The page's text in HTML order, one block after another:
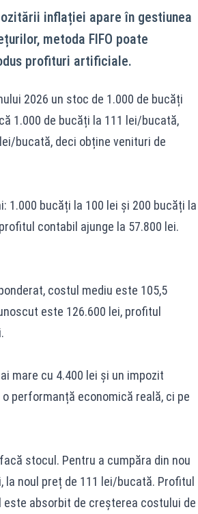
inflației apare în gestiunea
metoda FIFO poate
profituri artificiale.
2026 un stoc de 1.000 de bucăți
1.000 de bucăți la 111 lei/bucată,
bucată, deci obține venituri de
1.000 bucăți la 100 lei și 200 bucăți la
contabil ajunge la 57.800 lei.
costul mediu este 105,5
este 126.600 lei, profitul
mare cu 4.400 lei și un impozit
performanță economică reală, ci pe
stocul. Pentru a cumpăra din nou
la noul preț de 111 lei/bucată. Profitul
este absorbit de creșterea costului de